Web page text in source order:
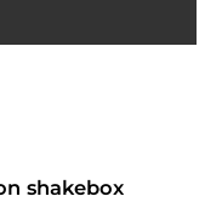
shakebox